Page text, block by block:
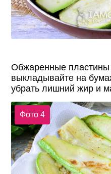
Обжаренные пластины
выкладывайте на
убрать лишний жир и
Фото 4